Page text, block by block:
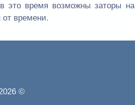
это время возможны заторы на
от времени.
©